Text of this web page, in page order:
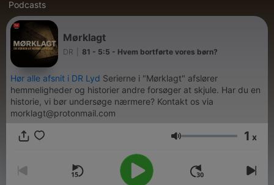
Podcasts
Mørklagt
DR 81 - 5:5 - Hvem bortførte vores børn?
Hør alle afsnit i DR Lyd Serierne i "Mørklagt" afslører
hemmeligheder og historier andre forsøger at skjule. Har du en
historie, vi bør undersøge nærmere? Kontakt os via
morklagt@protonmail.com
Volume 1 x